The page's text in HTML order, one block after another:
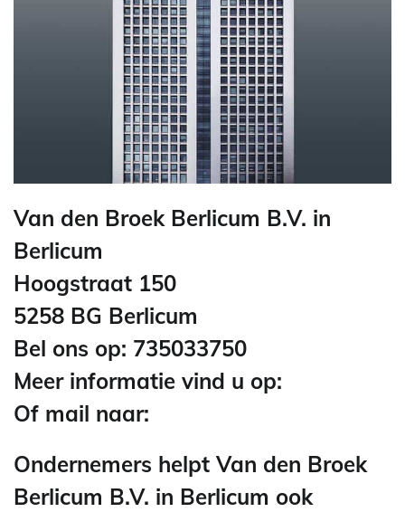
Van den Broek Berlicum B.V. in
Berlicum
Hoogstraat 150
5258 BG Berlicum
Bel ons op: 735033750
Meer informatie vind u op:
Of mail naar:
Ondernemers helpt Van den Broek
Berlicum B.V. in Berlicum ook